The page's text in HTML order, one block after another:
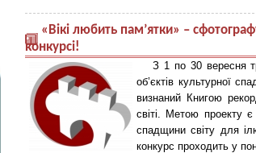
«Вікі любить пам’ятки» –
конкурсі!
З 1 по 30 вересня
об’єктів культурної
визнаний Книгою
світі. Метою проекту є
спадщини світу для
конкурс проходить у